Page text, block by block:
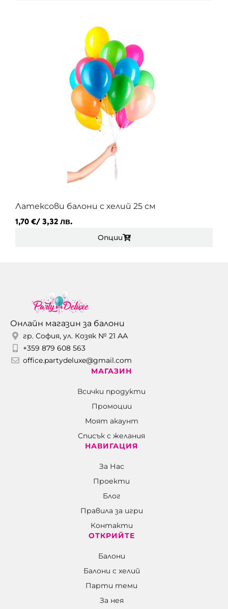
Латексови балони с хелий 25 см
1,70 €/ 3,32 лв.
Опции
Онлайн магазин за балони
гр. София, ул. Козяк № 21 АА
+359 879 608 563
office.partydeluxe@gmail.com
МАГАЗИН
Всички продукти
Промоции
Моят акаунт
Списък с желания
НАВИГАЦИЯ
За Нас
Проекти
Блог
Правила за игри
Контакти
ОТКРИЙТЕ
Балони
Балони c хелий
Парти теми
За нея